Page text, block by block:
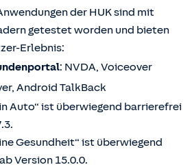
der HUK sind mit
getestet worden und bieten
Erlebnis:
: NVDA, Voiceover
Android TalkBack
Auto“ ist überwiegend barrierefrei
Gesundheit“ ist überwiegend
Version 15.0.0.